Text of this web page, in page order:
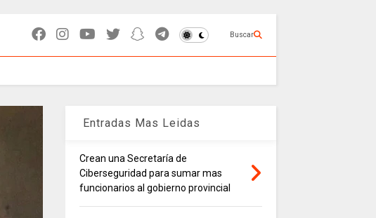
Buscar
Entradas Mas Leidas
Crean una Secretaría de
Ciberseguridad para sumar mas
funcionarios al gobierno provincial